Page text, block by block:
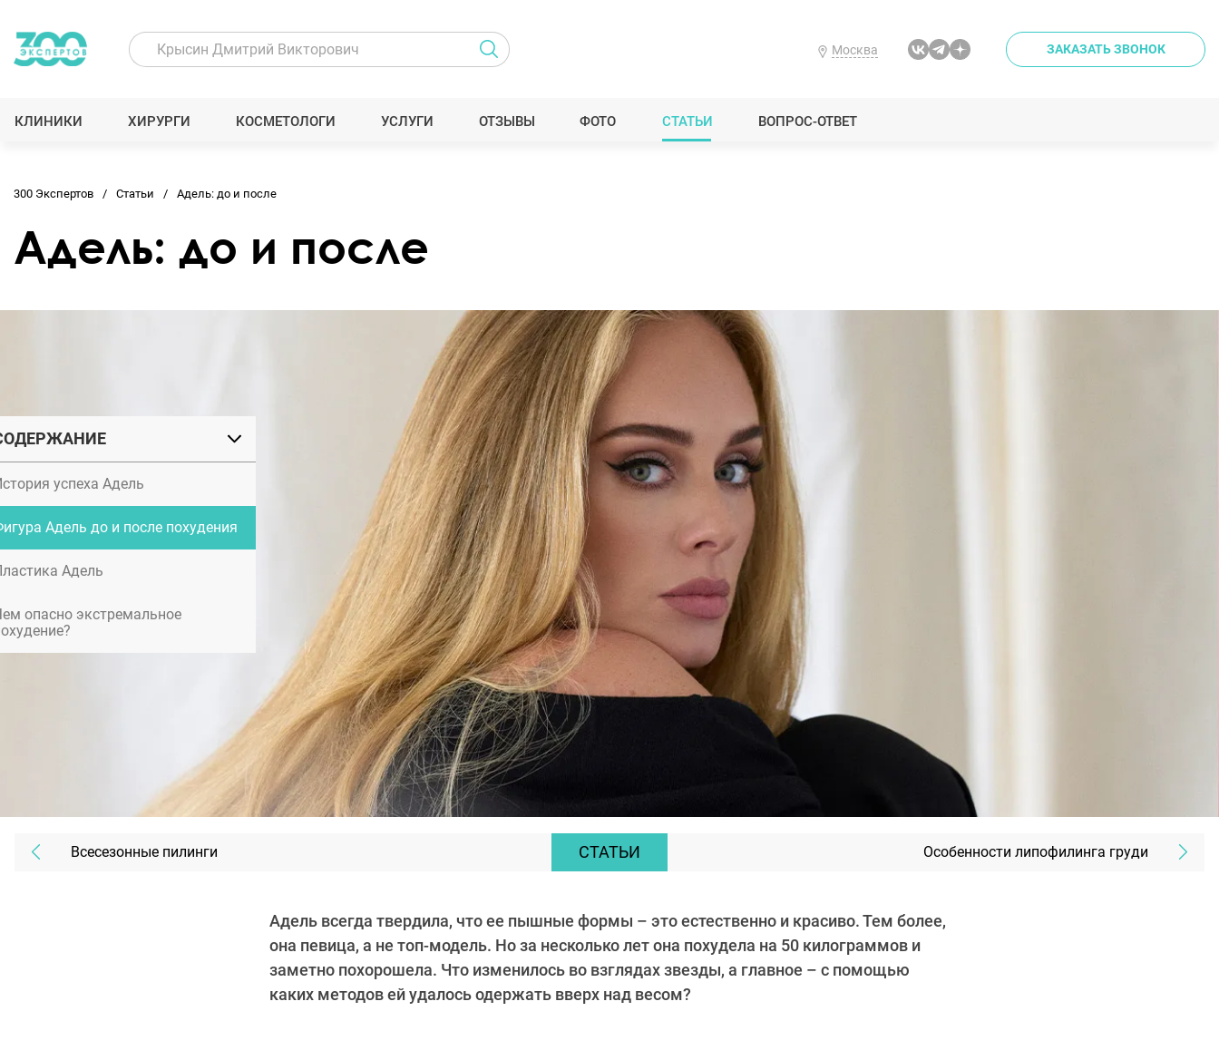
Москва ЗАКАЗАТЬ ЗВОНОК
КЛИНИКИ ХИРУРГИ КОСМЕТОЛОГИ УСЛУГИ ОТЗЫВЫ ФОТО СТАТЬИ ВОПРОС-ОТВЕТ
успеха Адель
Адель до и после похудения
Адель
опасно экстремальное
300 Экспертов Статьи Адель: до и после
Адель: до и после
Всесезонные пилинги СТАТЬИ Особенности липофилинга груди
Адель всегда твердила, что ее пышные формы – это естественно и красиво. Тем более,
она певица, а не топ-модель. Но за несколько лет она похудела на 50 килограммов и
заметно похорошела. Что изменилось во взглядах звезды, а главное – с помощью
каких методов ей удалось одержать вверх над весом?